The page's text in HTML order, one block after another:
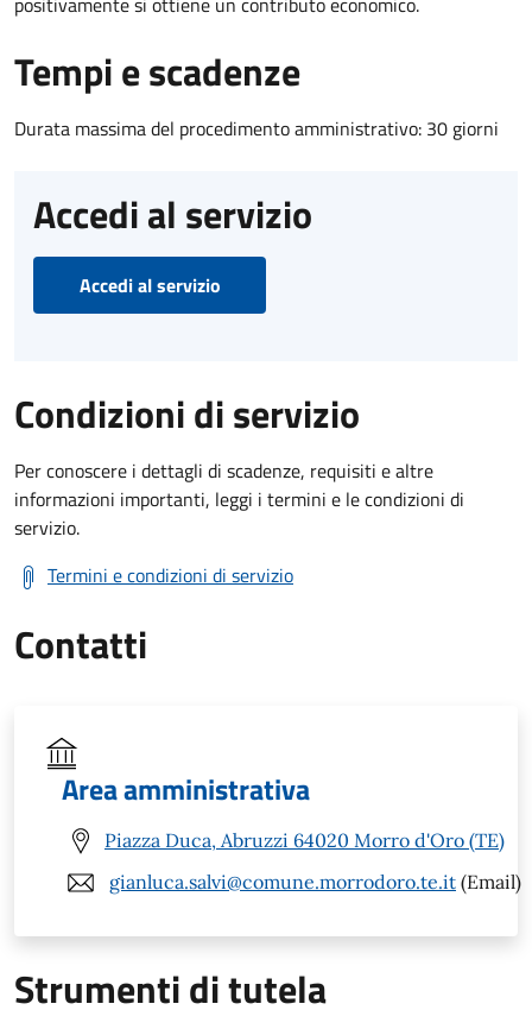
Tempi e scadenze
Durata massima del procedimento amministrativo: 30 giorni
Accedi al servizio
Accedi al servizio
Condizioni di servizio
Per conoscere i dettagli di scadenze, requisiti e altre
informazioni importanti, leggi i termini e le condizioni di
servizio.
Termini e condizioni di servizio
Contatti
Area amministrativa
Piazza Duca, Abruzzi 64020 Morro d'Oro (TE)
gianluca.salvi@comune.morrodoro.te.it (Email)
Strumenti di tutela